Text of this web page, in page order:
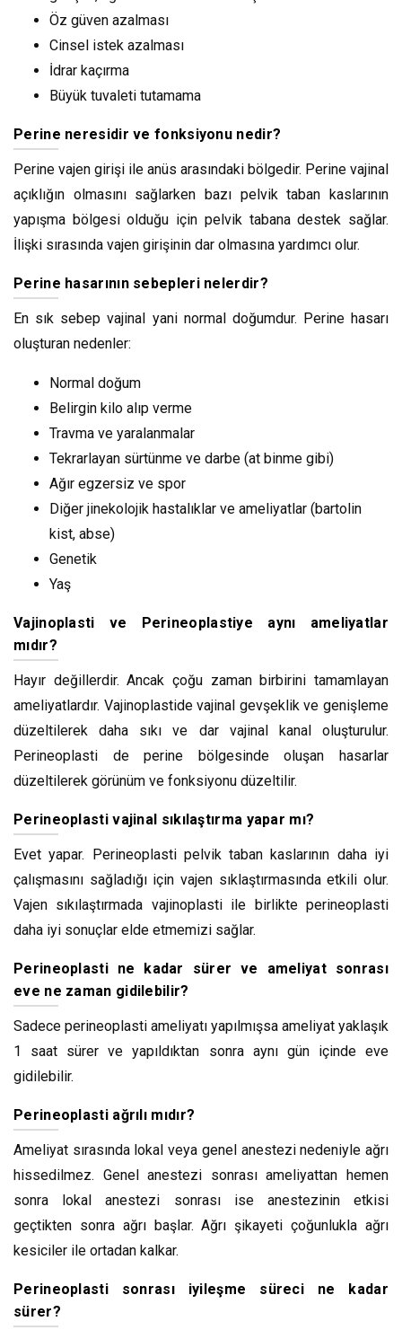
Öz güven azalması
Cinsel istek azalması
İdrar kaçırma
Büyük tuvaleti tutamama
Perine neresidir ve fonksiyonu nedir?
Perine vajen girişi ile anüs arasındaki bölgedir. Perine vajinal
açıklığın olmasını sağlarken bazı pelvik taban kaslarının
yapışma bölgesi olduğu için pelvik tabana destek sağlar.
İlişki sırasında vajen girişinin dar olmasına yardımcı olur.
Perine hasarının sebepleri nelerdir?
En sık sebep vajinal yani normal doğumdur. Perine hasarı
oluşturan nedenler:
Normal doğum
Belirgin kilo alıp verme
Travma ve yaralanmalar
Tekrarlayan sürtünme ve darbe (at binme gibi)
Ağır egzersiz ve spor
Diğer jinekolojik hastalıklar ve ameliyatlar (bartolin
kist, abse)
Genetik
Yaş
Vajinoplasti ve Perineoplastiye aynı ameliyatlar
mıdır?
Hayır değillerdir. Ancak çoğu zaman birbirini tamamlayan
ameliyatlardır. Vajinoplastide vajinal gevşeklik ve genişleme
düzeltilerek daha sıkı ve dar vajinal kanal oluşturulur.
Perineoplasti de perine bölgesinde oluşan hasarlar
düzeltilerek görünüm ve fonksiyonu düzeltilir.
Perineoplasti vajinal sıkılaştırma yapar mı?
Evet yapar. Perineoplasti pelvik taban kaslarının daha iyi
çalışmasını sağladığı için vajen sıklaştırmasında etkili olur.
Vajen sıkılaştırmada vajinoplasti ile birlikte perineoplasti
daha iyi sonuçlar elde etmemizi sağlar.
Perineoplasti ne kadar sürer ve ameliyat sonrası
eve ne zaman gidilebilir?
Sadece perineoplasti ameliyatı yapılmışsa ameliyat yaklaşık
1 saat sürer ve yapıldıktan sonra aynı gün içinde eve
gidilebilir.
Perineoplasti ağrılı mıdır?
Ameliyat sırasında lokal veya genel anestezi nedeniyle ağrı
hissedilmez. Genel anestezi sonrası ameliyattan hemen
sonra lokal anestezi sonrası ise anestezinin etkisi
geçtikten sonra ağrı başlar. Ağrı şikayeti çoğunlukla ağrı
kesiciler ile ortadan kalkar.
Perineoplasti sonrası iyileşme süreci ne kadar
sürer?